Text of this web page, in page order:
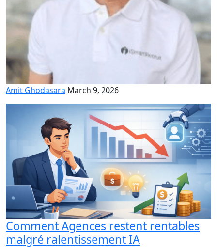
Amit Ghodasara March 9, 2026
Comment Agences restent rentables
malgré ralentissement IA